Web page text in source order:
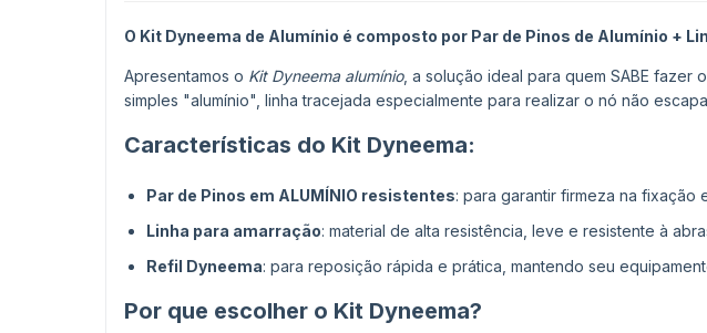
O Kit Dyneema de Alumínio é composto por Par de Pinos de Alumínio +
Apresentamos o Kit Dyneema alumínio, a solução ideal para quem SABE fazer
simples "alumínio", linha tracejada especialmente para realizar o nó não
Características do Kit Dyneema:
Par de Pinos em ALUMÍNIO resistentes: para garantir firmeza na fixação
Linha para amarração: material de alta resistência, leve e resistente à
Refil Dyneema: para reposição rápida e prática, mantendo seu
Por que escolher o Kit Dyneema?